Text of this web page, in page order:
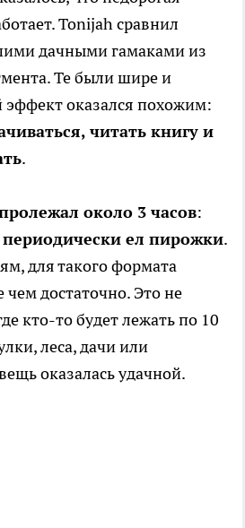
Tonijah сравнил
дачными гамаками из
Те были шире и
оказался похожим:
читать книгу и
.
около 3 часов:
ел пирожки.
для такого формата
чем достаточно. Это не
кто-то будет лежать по 10
леса, дачи или
оказалась удачной.